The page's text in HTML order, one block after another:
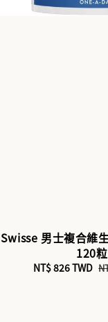
Swisse 男士複合維
120粒
Sale
NT$ 826 TWD